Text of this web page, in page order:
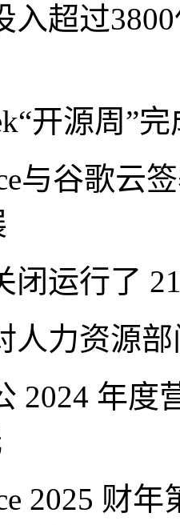
入超过
开源周”
与谷歌云
闭运行了
人力资源
2024 年度
2025 财